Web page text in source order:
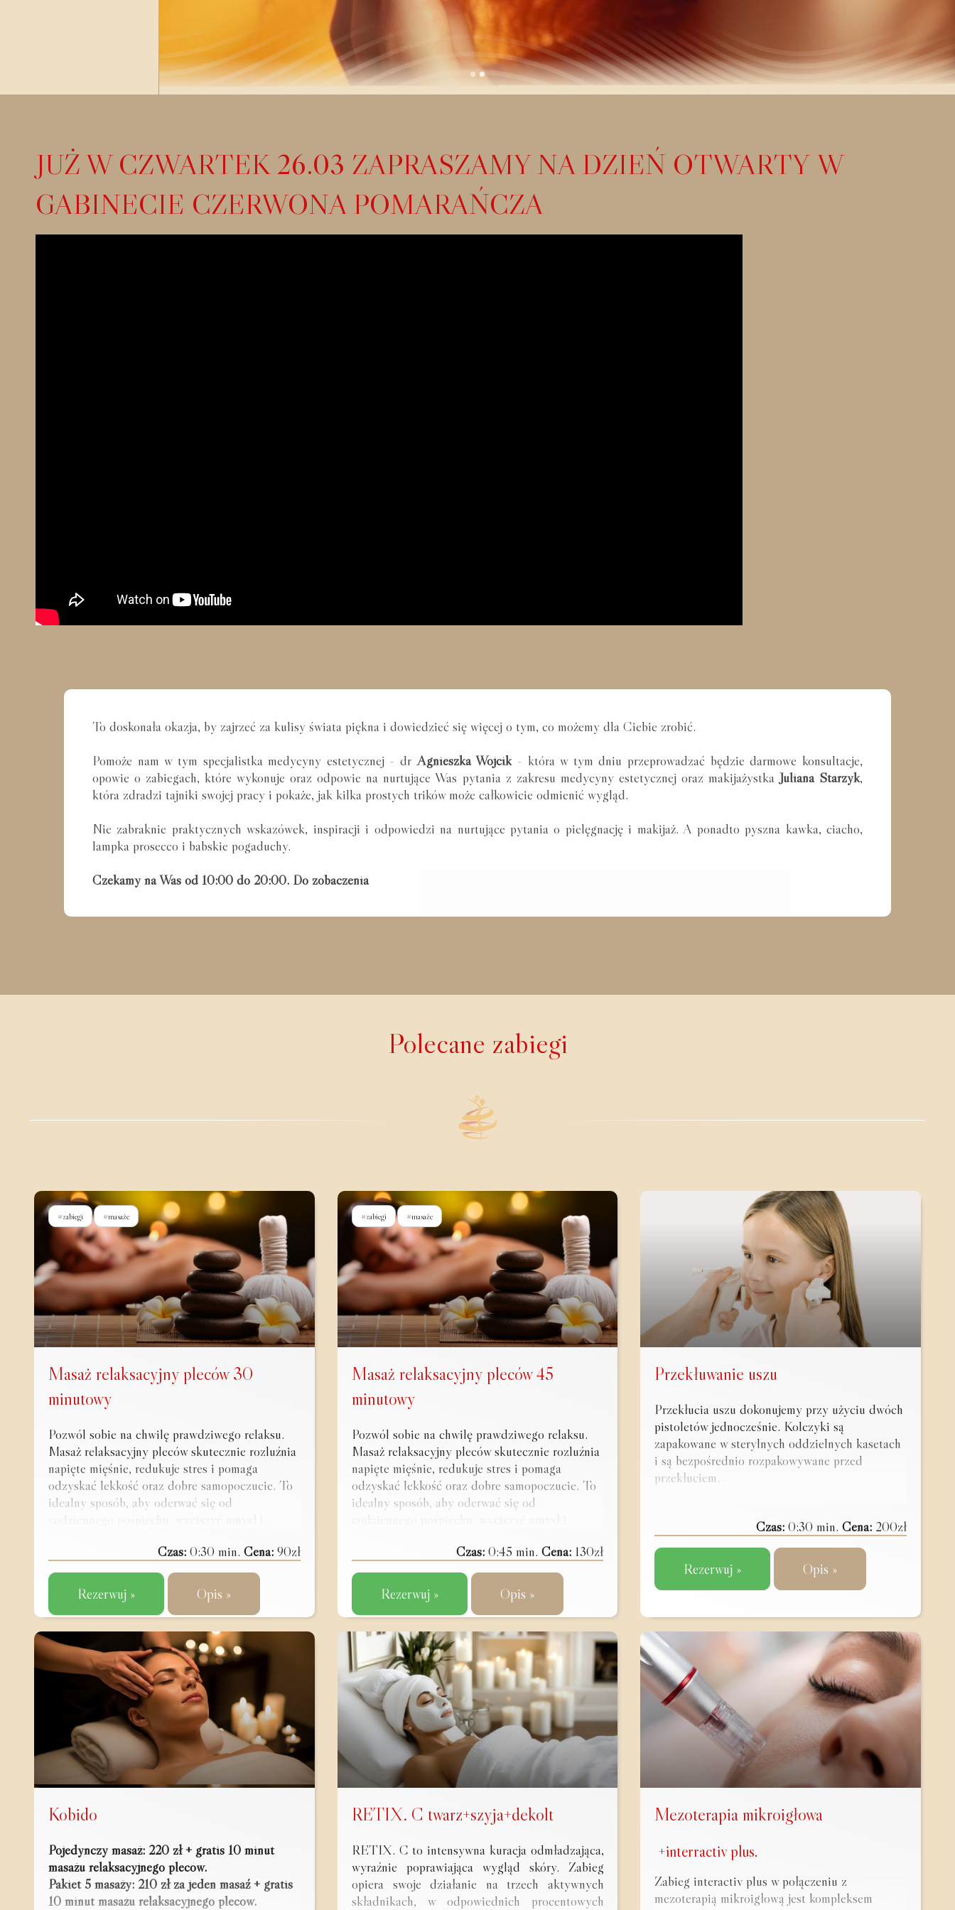
JUŻ W CZWARTEK 26.03 ZAPRASZAMY NA DZIEŃ OTWARTY W
GABINECIE CZERWONA POMARAŃCZA
To doskonała okazja, by zajrzeć za kulisy świata piękna i dowiedzieć się więcej o tym, co możemy dla Ciebie zrobić.
Pomoże nam w tym specjalistka medycyny estetycznej - drAgnieszka Wójcik- która w tym dniu przeprowadzać będzie darmowe konsultacje,
opowie o zabiegach, które wykonuje oraz odpowie na nurtujące Was pytania z zakresu medycyny estetycznej oraz makijażystkaJuliana Starzyk,
która zdradzi tajniki swojej pracy i pokaże, jak kilka prostych trików może całkowicie odmienić wygląd.
Nie zabraknie praktycznych wskazówek, inspiracji i odpowiedzi na nurtujące pytania o pielęgnację i makijaż. A ponadto pyszna kawka, ciacho,
lampka prosecco i babskie pogaduchy.
Czekamy na Was od 10:00 do 20:00. Do zobaczenia
Polecane zabiegi
#zabiegi #masaże
Masaż relaksacyjny pleców 30
minutowy
Pozwól sobie na chwilę prawdziwego relaksu.
Masaż relaksacyjny pleców skutecznie rozluźnia
napięte mięśnie, redukuje stres i pomaga
odzyskać lekkość oraz dobre samopoczucie. To
idealny sposób, aby oderwać się od
codziennego pośpiechu, wyciszyć umysł i
przekonaj się, jak wiele może zmienić chwila
odprężenia.
Czas:0:30 min. Cena:90zł
Rezerwuj » Opis »
#zabiegi #masaże
Masaż relaksacyjny pleców 45
minutowy
Pozwól sobie na chwilę prawdziwego relaksu.
Masaż relaksacyjny pleców skutecznie rozluźnia
napięte mięśnie, redukuje stres i pomaga
odzyskać lekkość oraz dobre samopoczucie. To
idealny sposób, aby oderwać się od
codziennego pośpiechu, wyciszyć umysł i
przekonaj się, jak wiele może zmienić chwila
odprężenia.
Czas: 0:45 min.Cena: 130zł
Rezerwuj » Opis »
Przekłuwanie uszu
Przekłucia uszu dokonujemy przy użyciu dwóch
pistoletów jednocześnie. Kolczyki są
zapakowane w sterylnych oddzielnych kasetach
i są bezpośrednio rozpakowywane przed
przekłuciem.
Czas:0:30 min. Cena:200zł
Rezerwuj » Opis »
Kobido
Pojedynczy masaż: 220 zł + gratis 10 minut
masażu relaksacyjnego pleców.
Pakiet 5 masaży: 210 zł za jeden masaź + gratis
10 minut masażu relaksacyjnego pleców.
RETIX. C twarz+szyja+dekolt
RETIX. C to intensywna kuracja odmładzająca,
wyraźnie poprawiająca wygląd skóry. Zabieg
opiera swoje działanie na trzech aktywnych
składnikach, w odpowiednich procentowych
Mezoterapia mikroigłowa
+interractiv plus.
Zabieg interactiv plus w połączeniu z
mezoterapią mikroigłową jest kompleksem